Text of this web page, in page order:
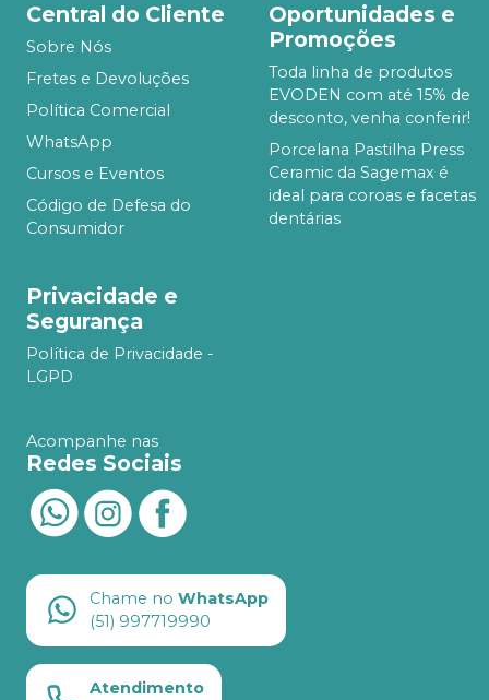
Central do Cliente
Sobre Nós
Fretes e Devoluções
Política Comercial
WhatsApp
Cursos e Eventos
Código de Defesa do
Consumidor
Oportunidades e
Promoções
Toda linha de produtos
EVODEN com até 15% de
desconto, venha conferir!
Porcelana Pastilha Press
Ceramic da Sagemax é
ideal para coroas e facetas
dentárias
Privacidade e
Segurança
Política de Privacidade -
LGPD
Acompanhe nas
Redes Sociais
Chame no WhatsApp
(51) 997719990
Atendimento